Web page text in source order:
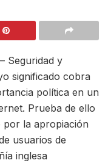
Seguridad y
significado cobra
política en un
Prueba de ello
por la apropiación
usuarios de
inglesa